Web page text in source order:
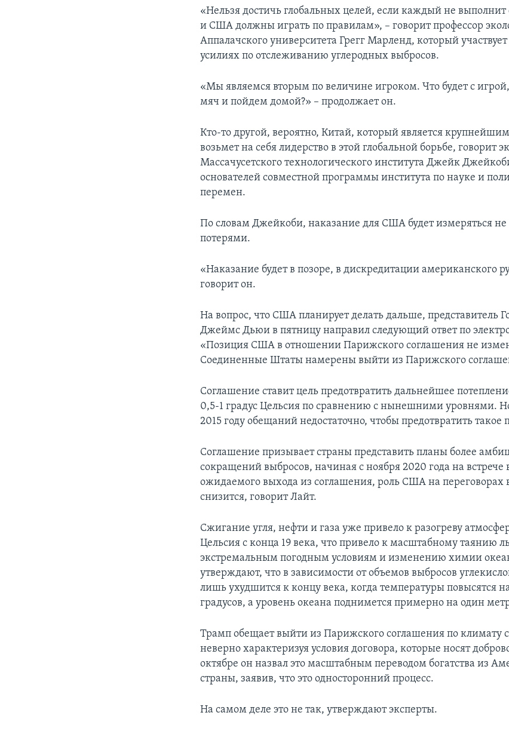
«Нельзя достичь глобальных целей, если каждый не выполнит
и США должны играть по правилам», – говорит профессор
Аппалачского университета Грегг Марленд, который
усилиях по отслеживанию углеродных выбросов.
«Мы являемся вторым по величине игроком. Что будет с
мяч и пойдем домой?» – продолжает он.
Кто-то другой, вероятно, Китай, который является
возьмет на себя лидерство в этой глобальной борьбе, говорит
Массачусетского технологического института Джейк
основателей совместной программы института по науке и
перемен.
По словам Джейкоби, наказание для США будет измеряться
потерями.
«Наказание будет в позоре, в дискредитации американского
говорит он.
На вопрос, что США планирует делать дальше, представитель
Джеймс Дьюи в пятницу направил следующий ответ по
«Позиция США в отношении Парижского соглашения не
Соединенные Штаты намерены выйти из Парижского
Соглашение ставит цель предотвратить дальнейшее
0,5-1 градус Цельсия по сравнению с нынешними уровнями.
2015 году обещаний недостаточно, чтобы предотвратить такое
Соглашение призывает страны представить планы более
сокращений выбросов, начиная с ноября 2020 года на
ожидаемого выхода из соглашения, роль США на переговорах
снизится, говорит Лайт.
Сжигание угля, нефти и газа уже привело к разогреву
Цельсия с конца 19 века, что привело к масштабному таянию
экстремальным погодным условиям и изменению химии
утверждают, что в зависимости от объемов выбросов
лишь ухудшится к концу века, когда температуры повысятся
градусов, а уровень океана поднимется примерно на один
Трамп обещает выйти из Парижского соглашения по климату с
неверно характеризуя условия договора, которые носят
октябре он назвал это масштабным переводом богатства из
страны, заявив, что это односторонний процесс.
На самом деле это не так, утверждают эксперты.